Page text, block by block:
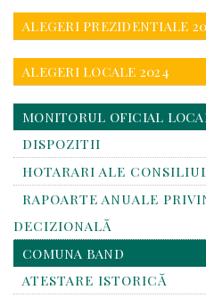
ALEGERI PREZIDENTIALE
ALEGERI LOCALE 2024
MONITORUL OFICIAL
DISPOZITII
HOTARARI ALE
RAPOARTE ANUALE
DECIZIONALĂ
COMUNA BAND
ATESTARE ISTORICĂ